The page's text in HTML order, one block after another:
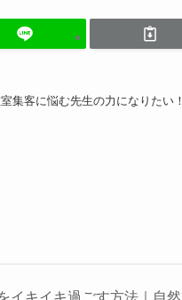
集客に悩む先生の力になりたい！
イキイキ過ごす方法｜自然